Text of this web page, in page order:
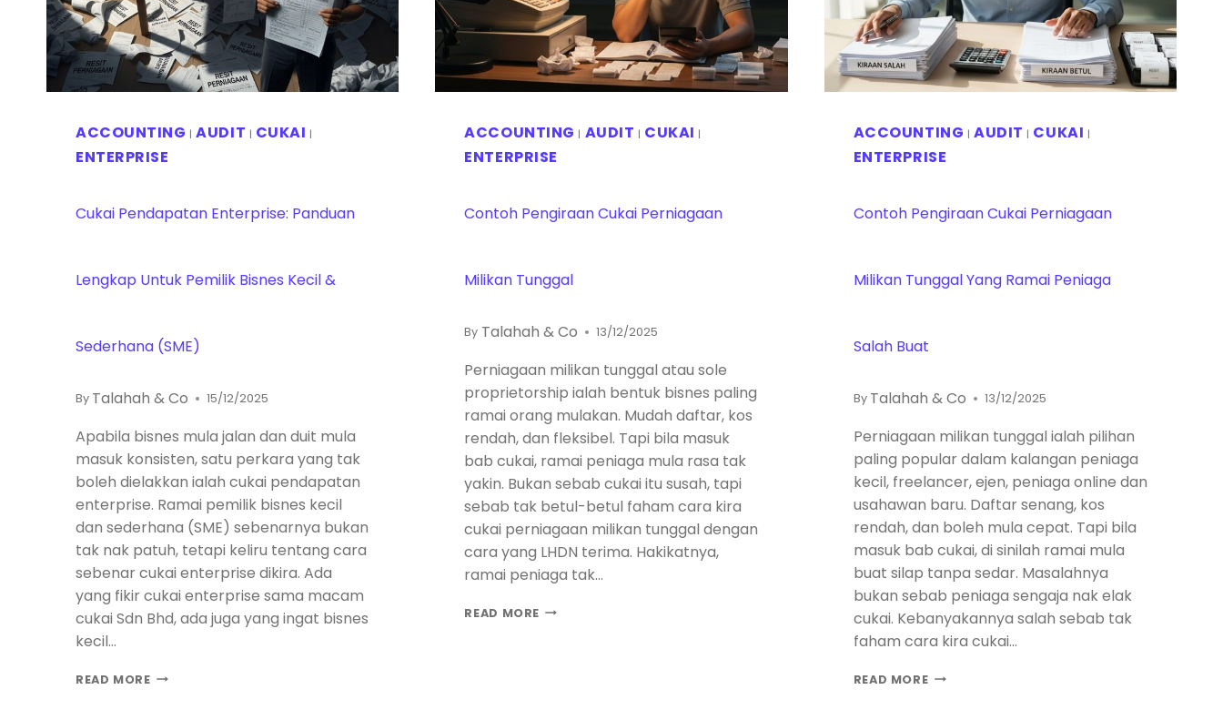
ACCOUNTING |AUDIT | CUKAI |
ENTERPRISE
Cukai Pendapatan Enterprise: Panduan
Lengkap Untuk Pemilik Bisnes Kecil &
Sederhana (SME)
By Talahah & Co 15/12/2025
Apabila bisnes mula jalan dan duit mula
masuk konsisten, satu perkara yang tak
boleh dielakkan ialah cukai pendapatan
enterprise. Ramai pemilik bisnes kecil
dan sederhana (SME) sebenarnya bukan
tak nak patuh, tetapi keliru tentang cara
sebenar cukai enterprise dikira. Ada
yang fikir cukai enterprise sama macam
cukai Sdn Bhd, ada juga yang ingat bisnes
kecil…
READ MORE
ACCOUNTING | AUDIT | CUKAI |
ENTERPRISE
Contoh Pengiraan Cukai Perniagaan
Milikan Tunggal
By Talahah & Co 13/12/2025
Perniagaan milikan tunggal atau sole
proprietorship ialah bentuk bisnes paling
ramai orang mulakan. Mudah daftar, kos
rendah, dan fleksibel. Tapi bila masuk
bab cukai, ramai peniaga mula rasa tak
yakin. Bukan sebab cukai itu susah, tapi
sebab tak betul-betul faham cara kira
cukai perniagaan milikan tunggal dengan
cara yang LHDN terima. Hakikatnya,
ramai peniaga tak…
READ MORE
ACCOUNTING | AUDIT | CUKAI |
ENTERPRISE
Contoh Pengiraan Cukai Perniagaan
Milikan Tunggal Yang Ramai Peniaga
Salah Buat
By Talahah & Co 13/12/2025
Perniagaan milikan tunggal ialah pilihan
paling popular dalam kalangan peniaga
kecil, freelancer, ejen, peniaga online dan
usahawan baru. Daftar senang, kos
rendah, dan boleh mula cepat. Tapi bila
masuk bab cukai, di sinilah ramai mula
buat silap tanpa sedar. Masalahnya
bukan sebab peniaga sengaja nak elak
cukai. Kebanyakannya salah sebab tak
faham cara kira cukai…
READ MORE